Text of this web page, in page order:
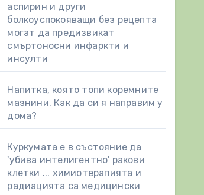
аспирин и други
болкоуспокояващи без рецепта
могат да предизвикат
смъртоносни инфаркти и
инсулти
Напитка, която топи коремните
мазнини. Как да си я направим у
дома?
Куркумата е в състояние да
'убива интелигентно' ракови
клетки ... химиотерапията и
радиацията са медицински